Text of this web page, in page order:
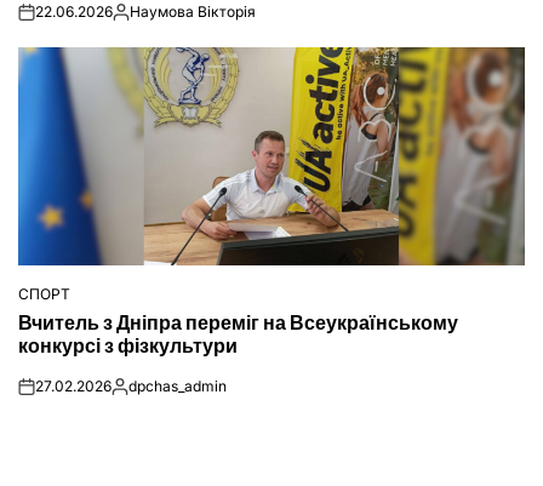
on22.06.2026Опубліковано
Наумова Вікторія
ОПУБЛІКУВАТИ
У
СПОРТ
Вчитель з Дніпра переміг на Всеукраїнському
конкурсі з фізкультури
on27.02.2026Опубліковано
dpchas_admin